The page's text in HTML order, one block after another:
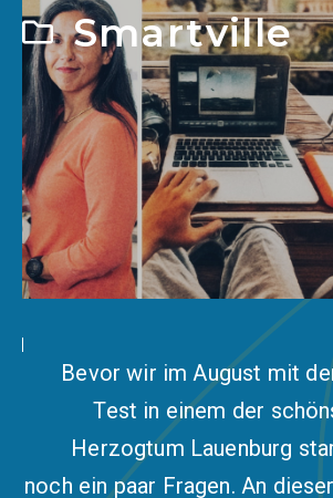
Smartville
Bevor wir im August mit
Test in einem der
Herzogtum Lauenburg
noch ein paar Fragen. An